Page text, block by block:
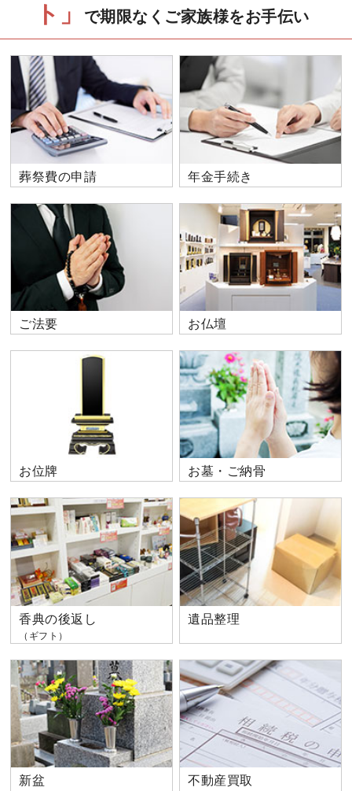
ト」 で期限なくご家族様をお手伝い
葬祭費の申請 年金手続き
ご法要 お仏壇
お位牌 お墓・ご納骨
香典の後返し
（ギフト）
遺品整理
新盆
不動産買取